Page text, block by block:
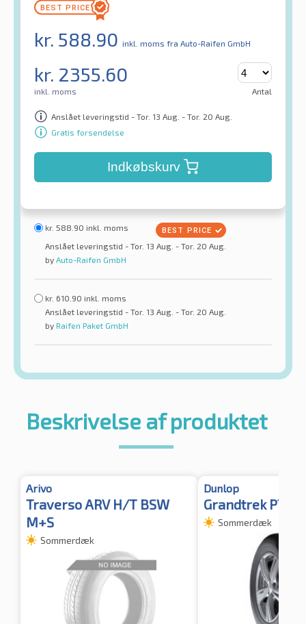
kr. 588.90 inkl. moms fra Auto-Raifen GmbH
kr. 2355.60
inkl. moms Antal
Anslået leveringstid - Tor. 13 Aug. - Tor. 20 Aug.
Gratis forsendelse
Indkøbskurv
kr. 588.90 inkl. moms
Anslået leveringstid - Tor. 13 Aug. - Tor. 20 Aug.
by Auto-Raifen GmbH
kr. 610.90 inkl. moms
Anslået leveringstid - Tor. 13 Aug. - Tor. 20 Aug.
by Raifen Paket GmbH
Beskrivelse af produktet
Arivo
Traverso ARV H/T BSW
M+S
Sommerdæk
Dunlop
Grandtrek PT30
Sommerdæk